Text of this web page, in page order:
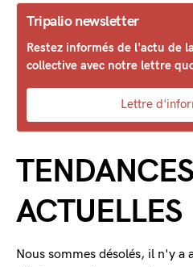
Tripalio newsletter
Restez informés de l'actu de
collective avec notre lettre
Lettre
TENDANCES
ACTUELLES
Nous sommes désolés, il n'y a